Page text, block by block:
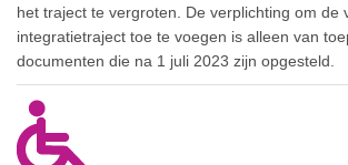
het traject te vergroten. De verplichting om de
integratietraject toe te voegen is alleen van
documenten die na 1 juli 2023 zijn opgesteld.